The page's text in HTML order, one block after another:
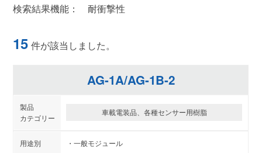
検索結果機能： 耐衝撃性
15 件が該当しました。
AG-1A/AG-1B-2
車載電装品、各種センサー用樹脂
一般モジュール